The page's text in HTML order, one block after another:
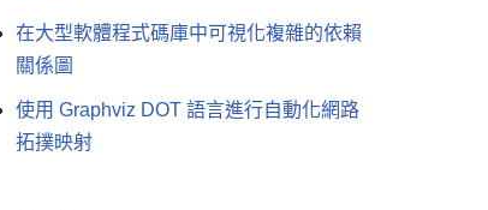
在大型軟體程式碼庫中可視化複雜的依賴
關係圖
使用 Graphviz DOT 語言進行自動化網路
拓撲映射